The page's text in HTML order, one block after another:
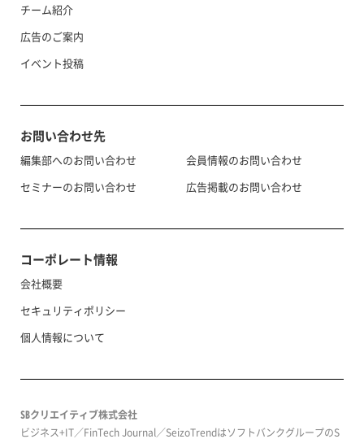
チーム紹介
広告のご案内
イベント投稿
お問い合わせ先
編集部へのお問い合わせ
セミナーのお問い合わせ
会員情報のお問い合わせ
広告掲載のお問い合わせ
コーポレート情報
会社概要
セキュリティポリシー
個人情報について
SBクリエイティブ株式会社
ビジネス+IT／FinTech Journal／SeizoTrendはソフトバンクグループのS